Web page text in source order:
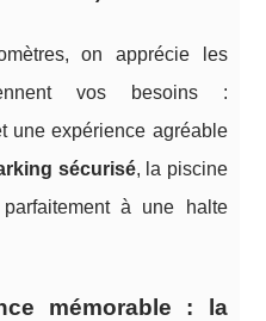
on apprécie les
vos besoins :
une expérience agréable
sécurisé, la piscine
à une halte
mémorable : la